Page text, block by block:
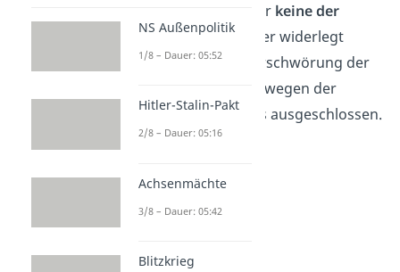
Bis heute konnte aber keine der
Thesen bewiesen
oder widerlegt
werden. Nur eine Verschwörung der
KPD gilt heutzutage, wegen der
fehlenden Motive, als ausgeschlossen.
NS Außenpolitik
1/8 – Dauer: 05:52
Hitler-Stalin-Pakt
2/8 – Dauer: 05:16
Achsenmächte
3/8 – Dauer: 05:42
Blitzkrieg